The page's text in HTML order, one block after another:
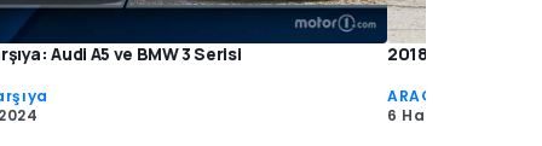
Audi A5 ve BMW 3 Serisi 2018 Audi A5
ARAÇ TESTLERİ
6 Haz 2017